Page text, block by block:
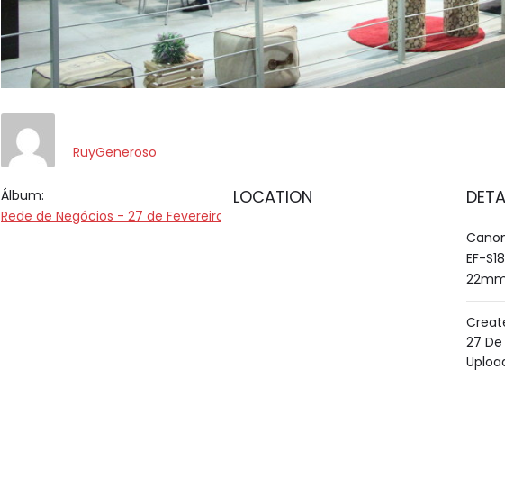
RuyGeneroso
Álbum:
Rede de Negócios - 27 de Fevereiro de 2019
LOCATION
EF-
27 De